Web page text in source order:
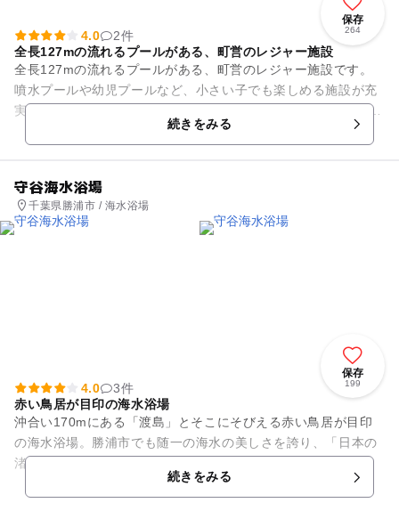
保存
264
4.0
2件
全長127mの流れるプールがある、町営のレジャー施設
全長127mの流れるプールがある、町営のレジャー施設です。
噴水プールや幼児プールなど、小さい子でも楽しめる施設が充
実しています。 そのほかにも、全長74mを滑り落ちる曲線スラ
続きをみる
守谷海水浴場
千葉県勝浦市 / 海水浴場
保存
199
4.0
3件
赤い鳥居が目印の海水浴場
沖合い170mにある「渡島」とそこにそびえる赤い鳥居が目印
の海水浴場。勝浦市でも随一の海水の美しさを誇り、「日本の
渚100選」や「快水浴場百選」にも選定されているビーチで
す。海岸線は入り江状にな...続きをみる